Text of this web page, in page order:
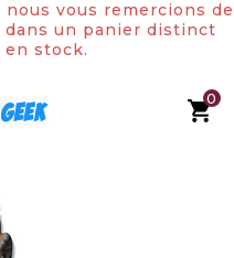
vous remercions de
dans un panier distinct
stock.
0